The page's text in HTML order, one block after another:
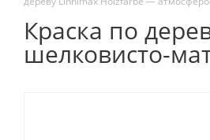
Краска по
шелковисто-